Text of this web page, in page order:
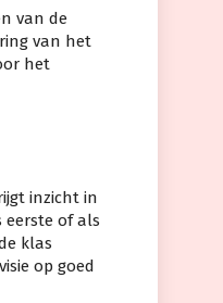
van de
van het
het
inzicht in
eerste of als
klas
op goed